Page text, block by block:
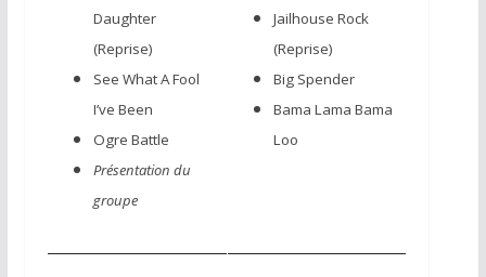
Daughter
(Reprise)
See What A Fool
I’ve Been
Ogre Battle​
Présentation du
groupe
Jailhouse Rock
(Reprise)
Big Spender
Bama Lama Bama
Loo